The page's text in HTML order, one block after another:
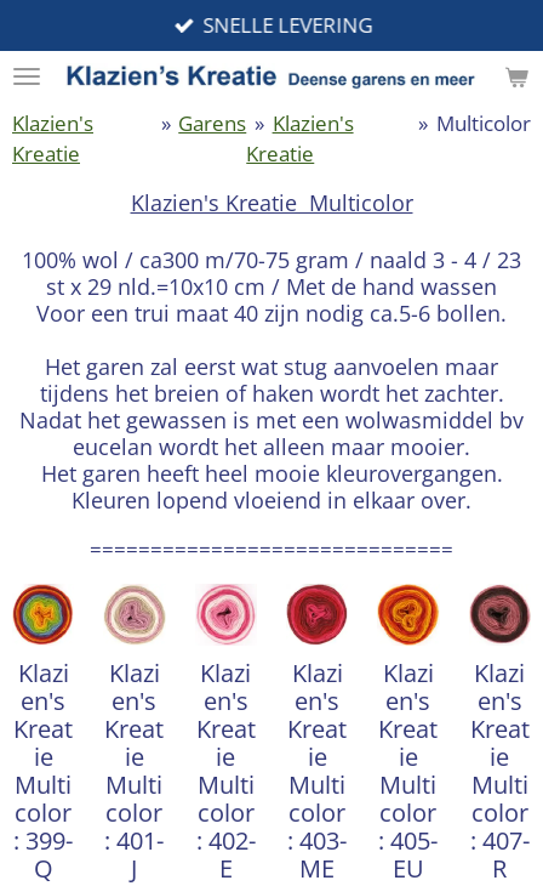
direct
naar
de
hoofdinhoud
SNELLE LEVERING
Klazien's
Kreatie
» Garens » Klazien's
Kreatie
» Multicolor
Klazien's Kreatie Multicolor
100% wol / ca300 m/70-75 gram / naald 3 - 4 / 23
st x 29 nld.=10x10 cm / Met de hand wassen
Voor een trui maat 40 zijn nodig ca.5-6 bollen.
Het garen zal eerst wat stug aanvoelen maar
tijdens het breien of haken wordt het zachter.
Nadat het gewassen is met een wolwasmiddel bv
eucelan wordt het alleen maar mooier.
Het garen heeft heel mooie kleurovergangen.
Kleuren lopend vloeiend in elkaar over.
==============================
Klazi
en's
Kreat
ie
Multi
color
: 399-
Q
Klazi
en's
Kreat
ie
Multi
color
: 401-
J
Klazi
en's
Kreat
ie
Multi
color
: 402-
E
Klazi
en's
Kreat
ie
Multi
color
: 403-
ME
Klazi
en's
Kreat
ie
Multi
color
: 405-
EU
Klazi
en's
Kreat
ie
Multi
color
: 407-
R